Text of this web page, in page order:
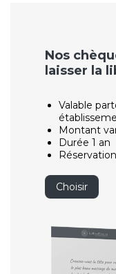
Nos
laisser la
Valable
Montant
Durée 1 an
Choisir